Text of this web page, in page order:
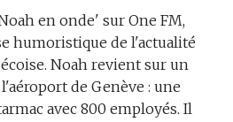
en onde' sur One FM,
humoristique de l'actualité
Noah revient sur un
de Genève : une
avec 800 employés. Il